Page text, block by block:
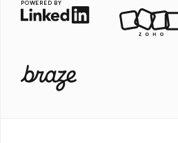
POWERED BY